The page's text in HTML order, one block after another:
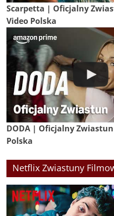
Scarpetta | Oficjalny
Video Polska
DODA | Oficjalny
Polska
Netflix Zwiastuny